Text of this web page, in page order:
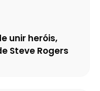
unir heróis,
Steve Rogers